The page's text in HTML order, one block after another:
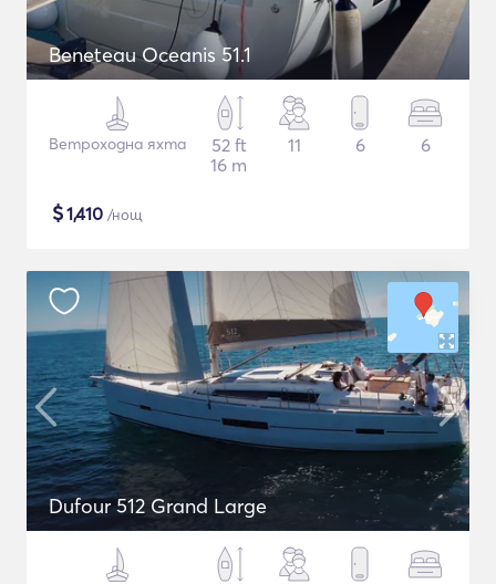
Beneteau Oceanis 51.1
Ветроходна яхта
52 ft
16 m
11 6 6
$1,410 /нощ
Dufour 512 Grand Large